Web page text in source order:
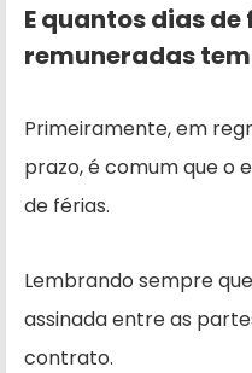
E quantos dias
remuneradas
Primeiramente, em
prazo, é comum que o
de férias.
Lembrando sempre
assinada entre as
contrato.